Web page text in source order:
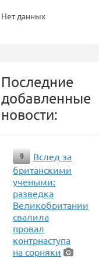
Нет данных
Последние
добавленные
новости:
9
Вслед за
британскими
учеными:
разведка
Великобритании
свалила
провал
контрнаступа
на сорняки